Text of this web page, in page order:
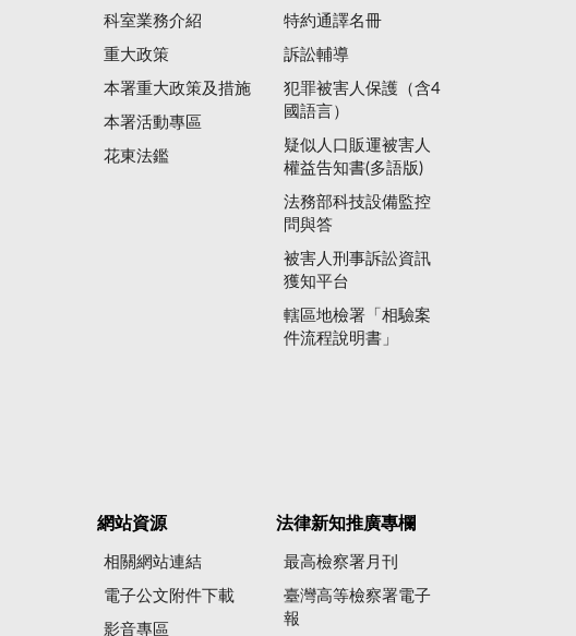
科室業務介紹
重大政策
本署重大政策及措施
本署活動專區
花東法鑑
特約通譯名冊
訴訟輔導
犯罪被害人保護（含4
國語言）
疑似人口販運被害人
權益告知書(多語版)
法務部科技設備監控
問與答
被害人刑事訴訟資訊
獲知平台
轄區地檢署「相驗案
件流程說明書」
網站資源
相關網站連結
電子公文附件下載
影音專區
法律新知推廣專欄
最高檢察署月刊
臺灣高等檢察署電子
報